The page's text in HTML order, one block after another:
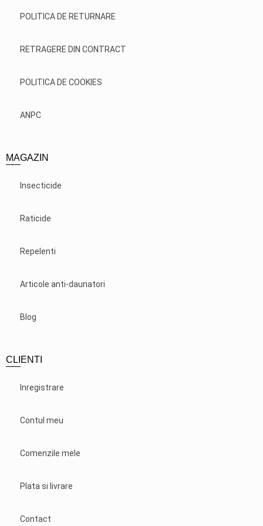
POLITICA DE RETURNARE
RETRAGERE DIN CONTRACT
POLITICA DE COOKIES
ANPC
MAGAZIN
Insecticide
Raticide
Repelenti
Articole anti-daunatori
Blog
CLIENTI
Inregistrare
Contul meu
Comenzile mele
Plata si livrare
Contact